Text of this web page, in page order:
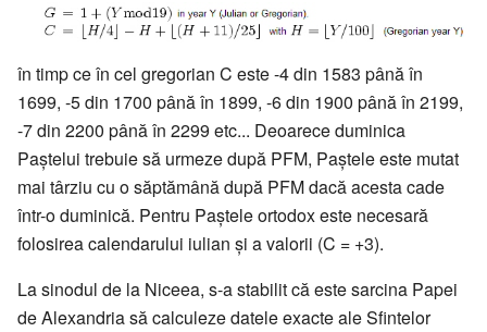
în timp ce în cel gregorian C este -4 din 1583 până în
1699, -5 din 1700 până în 1899, -6 din 1900 până în 2199,
-7 din 2200 până în 2299 etc... Deoarece duminica
Paștelui trebuie să urmeze după PFM, Paștele este mutat
mai târziu cu o săptămână după PFM dacă acesta cade
într-o duminică. Pentru Paștele ortodox este necesară
folosirea calendarului iulian și a valorii (C = +3).
La sinodul de la Niceea, s-a stabilit că este sarcina Papei
de Alexandria să calculeze datele exacte ale Sfintelor